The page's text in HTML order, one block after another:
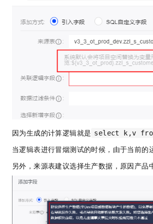
因为生成的计算逻辑就是 select k,v
当逻辑表进行冒烟测试的时候，由于当前
另外，来源表建议选择生产数据，原因产品